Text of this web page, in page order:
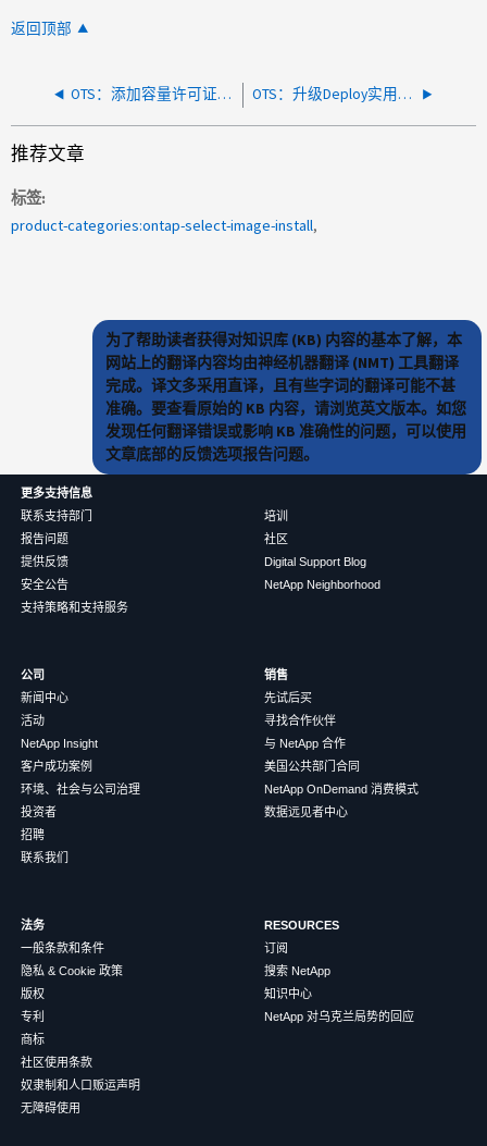
返回顶部
OTS：添加容量许可证后、显示的容量池仅为50 TB、而不是100 TB OTS：升级Deploy实用程序后出现连接问题
推荐文章
标签
product-categories:ontap-select-image-install
为了帮助读者获得对知识库 (KB) 内容的基本了解，本
网站上的翻译内容均由神经机器翻译 (NMT) 工具翻译
完成。译文多采用直译，且有些字词的翻译可能不甚
准确。要查看原始的 KB 内容，请浏览英文版本。如您
发现任何翻译错误或影响 KB 准确性的问题，可以使用
文章底部的反馈选项报告问题。
更多支持信息
联系支持部门
报告问题
提供反馈
安全公告
支持策略和支持服务
培训
社区
Digital Support Blog
NetApp Neighborhood
公司
新闻中心
活动
NetApp Insight
客户成功案例
环境、社会与公司治理
投资者
招聘
联系我们
销售
先试后买
寻找合作伙伴
与 NetApp 合作
美国公共部门合同
NetApp OnDemand 消费模式
数据远见者中心
法务
一般条款和条件
隐私 & Cookie 政策
版权
专利
商标
社区使用条款
奴隶制和人口贩运声明
无障碍使用
RESOURCES
订阅
搜索 NetApp
知识中心
NetApp 对乌克兰局势的回应